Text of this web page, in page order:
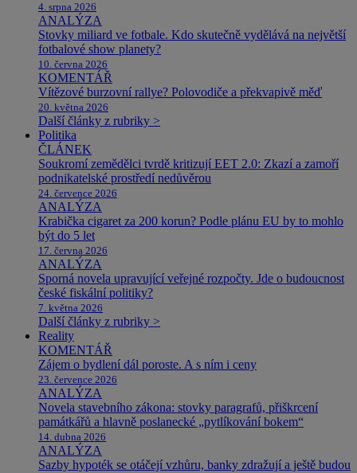
4. srpna 2026
ANALÝZA
Stovky miliard ve fotbale. Kdo skutečně vydělává na největší
fotbalové show planety?
10. června 2026
KOMENTÁŘ
Vítězové burzovní rallye? Polovodiče a překvapivě měď
20. května 2026
Další články z rubriky >
Politika
ČLÁNEK
Soukromí zemědělci tvrdě kritizují EET 2.0: Zkazí a zamoří
podnikatelské prostředí nedůvěrou
24. července 2026
ANALÝZA
Krabička cigaret za 200 korun? Podle plánu EU by to mohlo
být do 5 let
17. června 2026
ANALÝZA
Sporná novela upravující veřejné rozpočty. Jde o budoucnost
české fiskální politiky?
7. května 2026
Další články z rubriky >
Reality
KOMENTÁŘ
Zájem o bydlení dál poroste. A s ním i ceny
23. července 2026
ANALÝZA
Novela stavebního zákona: stovky paragrafů, přiškrcení
památkářů a hlavně poslanecké „pytlíkování bokem“
14. dubna 2026
ANALÝZA
Sazby hypoték se otáčejí vzhůru, banky zdražují a ještě budou